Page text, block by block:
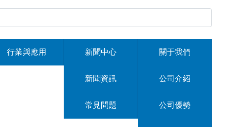
行業與應用 新聞中心
新聞資訊
常見問題
關于我們
公司介紹
公司優勢